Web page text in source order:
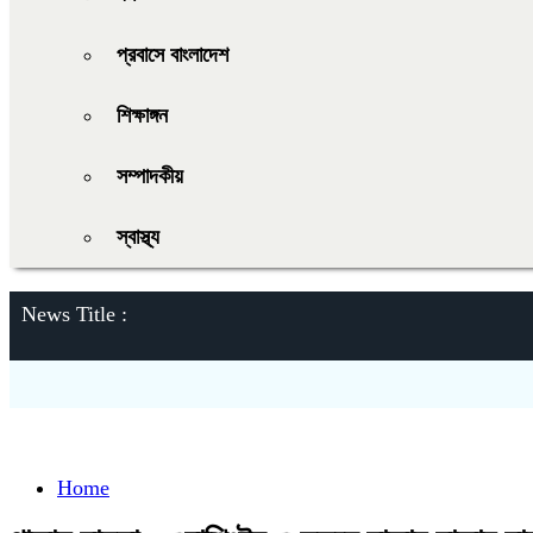
প্রবাসে বাংলাদেশ
শিক্ষাঙ্গন
সম্পাদকীয়
স্বাস্থ্য
News Title :
Home